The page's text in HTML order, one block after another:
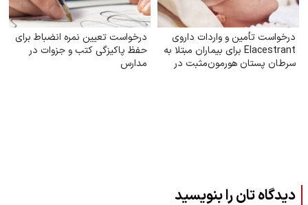
درخواست تأمین و واردات داروی
Elacestrant برای بیماران مبتلا به
سرطان پستان هورمون‌مثبت در
درخواست تعیین نمره انضباط برای
حفظ پاکیزگی کتب و جزوات در
مدارس
دیدگاه تان را بنویسید